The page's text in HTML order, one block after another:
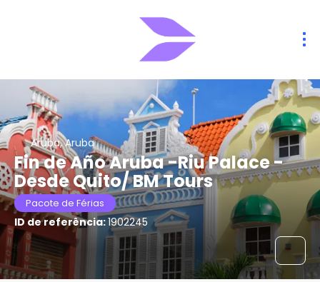
Aruba, Aruba
Fin de Año Aruba -Riu Palace -
Desde Quito/ BM Tours
Pacote de Férias
ID de referência:1902245